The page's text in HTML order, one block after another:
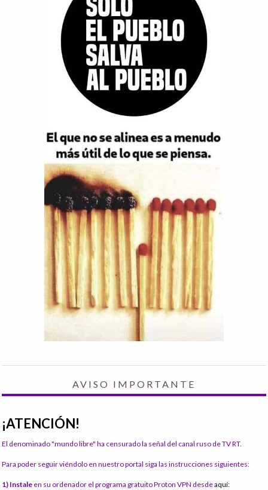
AVISO IMPORTANTE
¡ATENCIÓN!
El denominado "mundo libre" ha censurado la señal del canal ruso de TV RT.
Para poder seguir viéndolo en nuestro portal siga las instrucciones siguientes:
1) Instale en su ordenador el programa gratuito Proton VPN desdeaquí: